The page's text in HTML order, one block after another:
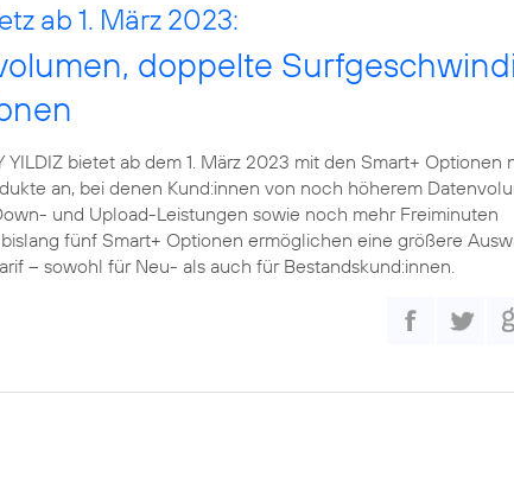
ab 1. März 2023:
doppelte
YILDIZ bietet ab dem 1. März 2023 mit den Smart+ Optionen
an, bei denen Kund:innen von noch höherem
und Upload-Leistungen sowie noch mehr Freiminuten
fünf Smart+ Optionen ermöglichen eine größere
– sowohl für Neu- als auch für Bestandskund:innen.